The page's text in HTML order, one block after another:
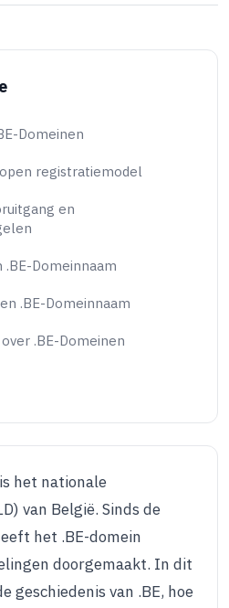
Domeinen
registratiemodel
en
Domeinnaam
.BE-Domeinnaam
.BE-Domeinen
het nationale
van België. Sinds de
het .BE-domein
doorgemaakt. In dit
geschiedenis van .BE, hoe